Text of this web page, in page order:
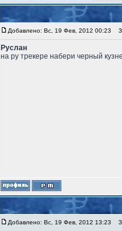
Добавлено: Вс, 19 Фев, 2012 00:23
Руслан
на ру трекере набери черный
Добавлено: Вс, 19 Фев, 2012 13:23